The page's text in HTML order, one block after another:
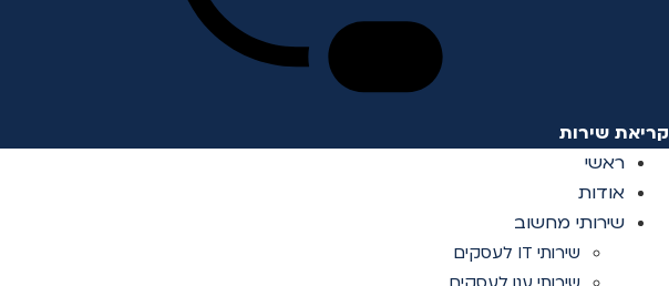
קריאת שירות
ראשי
אודות
שירותי מחשוב
שירותי IT לעסקים